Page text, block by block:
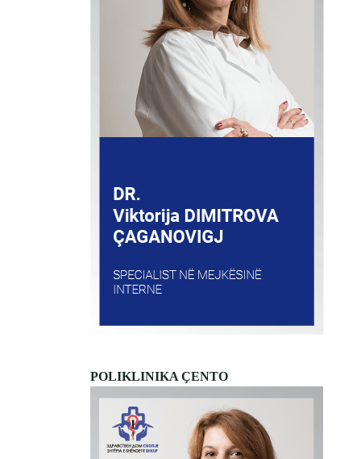
POLIKLINIKA ÇENTO